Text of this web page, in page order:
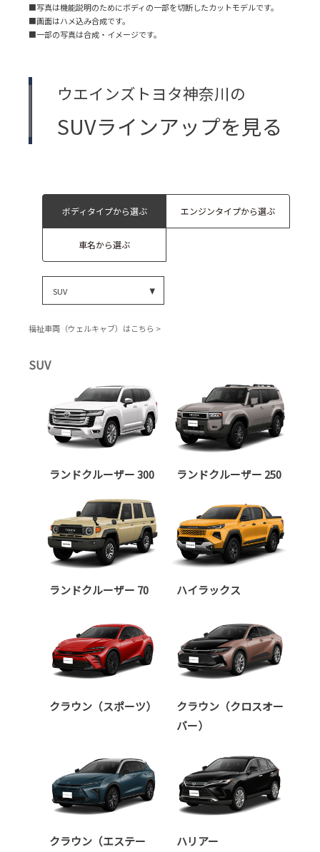
■写真は機能説明のためにボディの一部を切断したカットモデルです。
■画面はハメ込み合成です。
■一部の写真は合成・イメージです。
ウエインズトヨタ神奈川の
SUVラインアップを見る
ボディタイプから選ぶ エンジンタイプから選ぶ
車名から選ぶ
SUV
福祉車両（ウェルキャブ）はこちら >
SUV
ランドクルーザー 300 ランドクルーザー 250
ランドクルーザー 70 ハイラックス
クラウン（スポーツ）
クラウン（クロスオー
バー）
クラウン（エステー
ハリアー